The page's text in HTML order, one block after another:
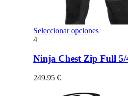
Seleccionar opcionesEste
múltiples
variantes.
se
4
Ninja Chest Zip Full 5/
249.95 €